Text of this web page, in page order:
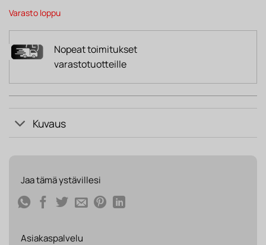
70 €.
Varasto loppu
Nopeat toimitukset
varastotuotteille
Kuvaus
Jaa tämä ystävillesi
Asiakaspalvelu